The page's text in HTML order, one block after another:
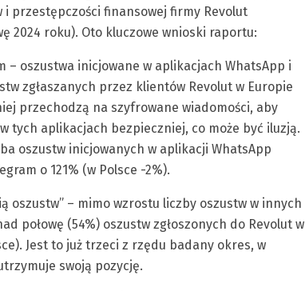
przestępczości finansowej firmy Revolut
2024 roku). Oto kluczowe wnioski raportu:
oszustwa inicjowane w aplikacjach WhatsApp i
zgłaszanych przez klientów Revolut w Europie
przechodzą na szyfrowane wiadomości, aby
tych aplikacjach bezpieczniej, co może być iluzją.
oszustw inicjowanych w aplikacji WhatsApp
o 121% (w Polsce -2%).
oszustw” – mimo wzrostu liczby oszustw w innych
połowę (54%) oszustw zgłoszonych do Revolut w
Jest to już trzeci z rzędu badany okres, w
swoją pozycję.